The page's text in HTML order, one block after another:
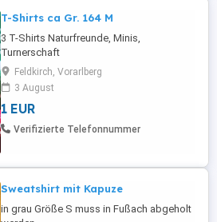
T-Shirts ca Gr. 164 M
3 T-Shirts Naturfreunde, Minis,
Turnerschaft
Feldkirch, Vorarlberg
3 August
1 EUR
Verifizierte Telefonnummer
Sweatshirt mit Kapuze
in grau Größe S muss in Fußach abgeholt